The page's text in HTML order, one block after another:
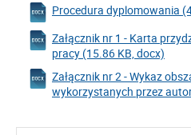
Procedura dyplomowania
Załącznik nr 1 - Karta
pracy (15.86 KB, docx)
Załącznik nr 2 - Wykaz
wykorzystanych przez